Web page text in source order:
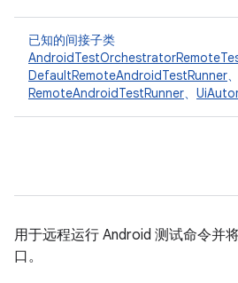
已知的间接子类
DefaultRemoteAndroidTestRunner、
RemoteAndroidTestRunner、
用于远程运行 Android 测试命令并
口。